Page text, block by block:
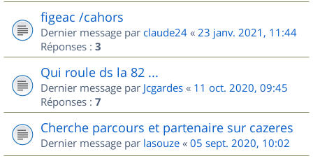
figeac /cahors
Dernier message par claude24 « 23 janv. 2021, 11:44
Réponses : 3
Qui roule ds la 82 ...
Dernier message par Jcgardes « 11 oct. 2020, 09:45
Réponses : 7
Cherche parcours et partenaire sur cazeres
Dernier message par lasouze « 05 sept. 2020, 10:02